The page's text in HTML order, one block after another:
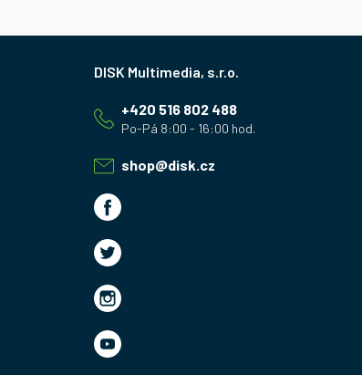
shop@disk.cz
+420 516 802 488